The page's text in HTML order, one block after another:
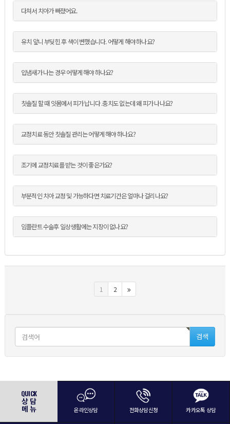
다쳐서 치아가 빠졌어요.
유치 앞니 부딪힌 후 색이 변했습니다. 어떻게 해야 하나요?
입냄새가 나는 경우 어떻게 해야 하나요?
칫솔질 할 때 잇몸에서 피가 납니다 .충치도 없는데 왜 피가 나나요?
교정치료 동안 칫솔질 관리는 어떻게 해야 하나요?
조기에 교정치료를 받는 것이 좋은가요?
부분적인 치아 교정 및 가능하다면 치료기간은 얼마나 걸리나요?
임플란트 수술후 일상생활에는 지장이 없나요?
1 2
QUICK
상 담
메 뉴 온라인상담 전화상담신청 카카오톡 상담